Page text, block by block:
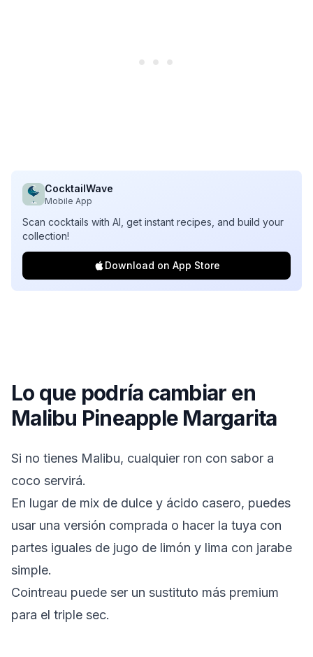
CocktailWave
Mobile App
Scan cocktails with AI, get instant recipes, and build your
collection!
Download on App Store
Lo que podría cambiar en
Malibu Pineapple Margarita
Si no tienes Malibu, cualquier ron con sabor a
coco servirá.
En lugar de mix de dulce y ácido casero, puedes
usar una versión comprada o hacer la tuya con
partes iguales de jugo de limón y lima con jarabe
simple.
Cointreau puede ser un sustituto más premium
para el triple sec.